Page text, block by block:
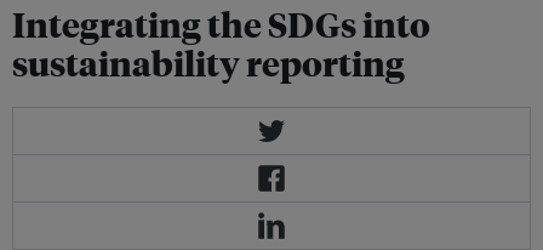
Integrating the SDGs into
sustainability reporting